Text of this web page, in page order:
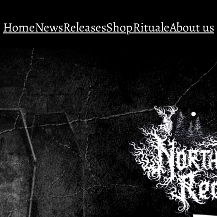
HomeNewsReleasesShopRitualeAbout us